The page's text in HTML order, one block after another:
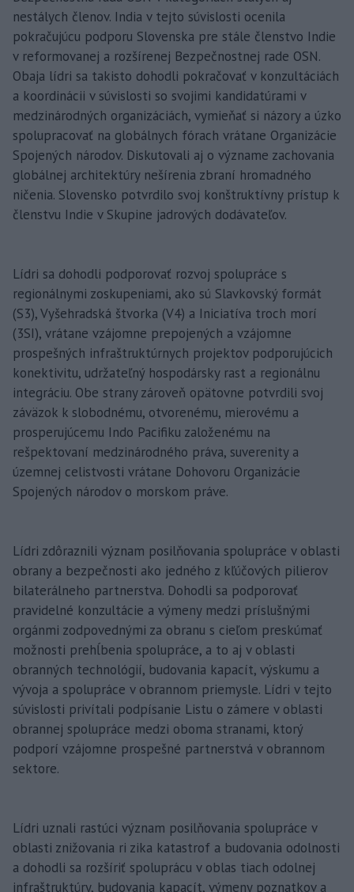
nestálych členov. India v tejto súvislosti ocenila
pokračujúcu podporu Slovenska pre stále členstvo Indie
v reformovanej a rozšírenej Bezpečnostnej rade OSN.
Obaja lídri sa takisto dohodli pokračovať v konzultáciách
a koordinácii v súvislosti so svojimi kandidatúrami v
medzinárodných organizáciách, vymieňať si názory a úzko
spolupracovať na globálnych fórach vrátane Organizácie
Spojených národov. Diskutovali aj o význame zachovania
globálnej architektúry nešírenia zbraní hromadného
ničenia. Slovensko potvrdilo svoj konštruktívny prístup k
členstvu Indie v Skupine jadrových dodávateľov.
Lídri sa dohodli podporovať rozvoj spolupráce s
regionálnymi zoskupeniami, ako sú Slavkovský formát
(S3), Vyšehradská štvorka (V4) a Iniciatíva troch morí
(3SI), vrátane vzájomne prepojených a vzájomne
prospešných infraštruktúrnych projektov podporujúcich
konektivitu, udržateľný hospodársky rast a regionálnu
integráciu. Obe strany zároveň opätovne potvrdili svoj
záväzok k slobodnému, otvorenému, mierovému a
prosperujúcemu Indo Pacifiku založenému na
rešpektovaní medzinárodného práva, suverenity a
územnej celistvosti vrátane Dohovoru Organizácie
Spojených národov o morskom práve.
Lídri zdôraznili význam posilňovania spolupráce v oblasti
obrany a bezpečnosti ako jedného z kľúčových pilierov
bilaterálneho partnerstva. Dohodli sa podporovať
pravidelné konzultácie a výmeny medzi príslušnými
orgánmi zodpovednými za obranu s cieľom preskúmať
možnosti prehĺbenia spolupráce, a to aj v oblasti
obranných technológií, budovania kapacít, výskumu a
vývoja a spolupráce v obrannom priemysle. Lídri v tejto
súvislosti privítali podpísanie Listu o zámere v oblasti
obrannej spolupráce medzi oboma stranami, ktorý
podporí vzájomne prospešné partnerstvá v obrannom
sektore.
Lídri uznali rastúci význam posilňovania spolupráce v
oblasti znižovania ri zika katastrof a budovania odolnosti
a dohodli sa rozšíriť spoluprácu v oblas tiach odolnej
infraštruktúry, budovania kapacít, výmeny poznatkov a